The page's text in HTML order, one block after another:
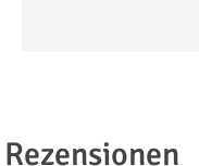
Rezensionen